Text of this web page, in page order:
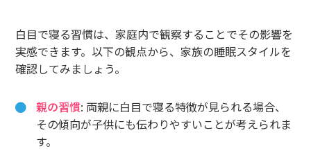
白目で寝る習慣は、家庭内で観察することでその影響を
実感できます。以下の観点から、家族の睡眠スタイルを
確認してみましょう。
親の習慣: 両親に白目で寝る特徴が見られる場合、
その傾向が子供にも伝わりやすいことが考えられま
す。